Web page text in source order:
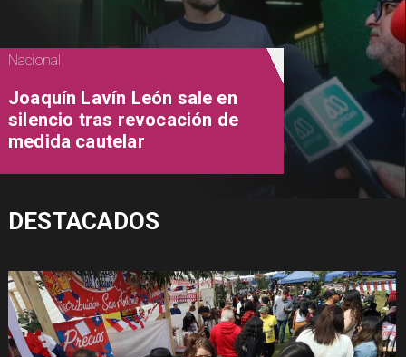
Nacional
Joaquín Lavín León sale en
silencio tras revocación de
medida cautelar
DESTACADOS